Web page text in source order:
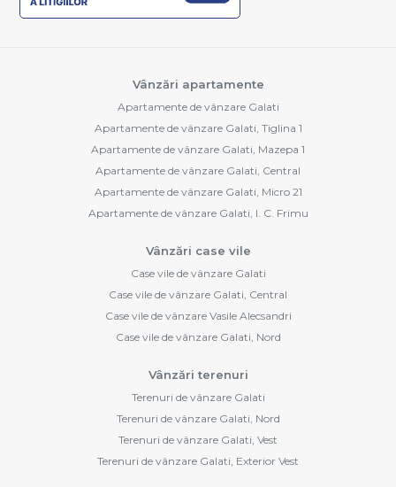
Vânzări apartamente
Apartamente de vânzare Galati
Apartamente de vânzare Galati, Tiglina 1
Apartamente de vânzare Galati, Mazepa 1
Apartamente de vânzare Galati, Central
Apartamente de vânzare Galati, Micro 21
Apartamente de vânzare Galati, I. C. Frimu
Vânzări case vile
Case vile de vânzare Galati
Case vile de vânzare Galati, Central
Case vile de vânzare Vasile Alecsandri
Case vile de vânzare Galati, Nord
Vânzări terenuri
Terenuri de vânzare Galati
Terenuri de vânzare Galati, Nord
Terenuri de vânzare Galati, Vest
Terenuri de vânzare Galati, Exterior Vest